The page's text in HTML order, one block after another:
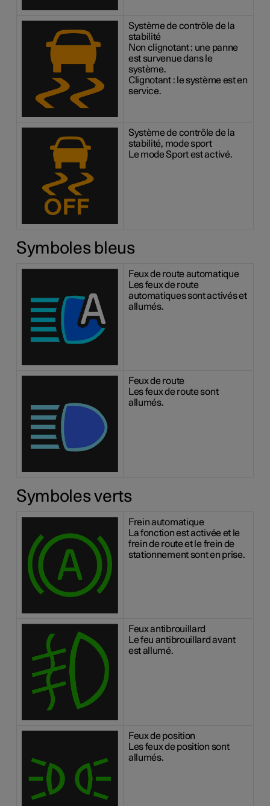
Système de contrôle de la
stabilité
Non clignotant : une panne
est survenue dans le
système.
Clignotant : le système est en
service.
Système de contrôle de la
stabilité, mode sport
Le mode Sport est activé.
Symboles bleus
Feux de route automatique
Les feux de route
automatiques sont activés et
allumés.
Feux de route
Les feux de route sont
allumés.
Symboles verts
Frein automatique
La fonction est activée et le
frein de route et le frein de
stationnement sont en prise.
Feux antibrouillard
Le feu antibrouillard avant
est allumé.
Feux de position
Les feux de position sont
allumés.